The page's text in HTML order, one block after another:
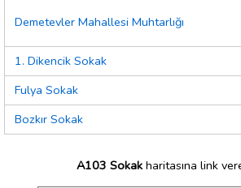
Demetevler Mahallesi Muhtarlığı
1. Dikencik Sokak
Fulya Sokak
Bozkır Sokak
A103 Sokak haritasına link